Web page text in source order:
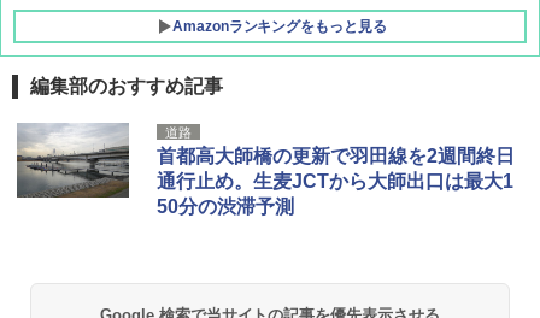
Amazonランキングをもっと見る
GRANDOOR ステンレス保冷剤 2個セット 2
026リニューアル 急速冷凍 空間倍増 衛生的
コンパクト 保冷力長持ち
￥2,980
BUNDOK(バンドック)ソロ ドーム 1 EX BDK
編集部のおすすめ記事
道路
首都高大師橋の更新で羽田線を2週間終日
通行止め。生麦JCTから大師出口は最大1
50分の渋滞予測